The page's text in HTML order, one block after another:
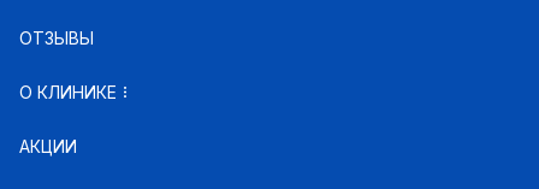
ОТЗЫВЫ
О КЛИНИКЕ
АКЦИИ